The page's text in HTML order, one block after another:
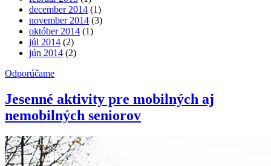
december 2014 (1)
november 2014 (3)
október 2014 (1)
júl 2014 (2)
jún 2014 (2)
Odporúčame
Jesenné aktivity pre mobilných aj
nemobilných seniorov